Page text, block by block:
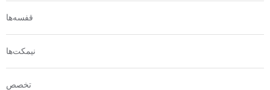
قفسه‌ها
نیمکت‌ها
تخصص